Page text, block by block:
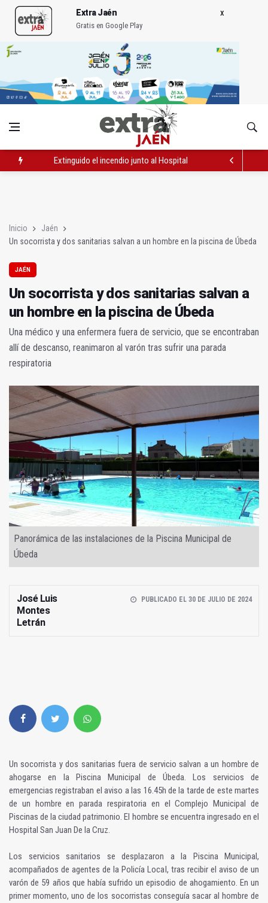
Extra Jaén
Gratis en Google Play
Extinguido el incendio junto al Hospital Neurotraumatológico
Inicio
Jaén
Un socorrista y dos sanitarias salvan a un hombre en la piscina de Úbeda
JAÉN
Un socorrista y dos sanitarias salvan a
un hombre en la piscina de Úbeda
Una médico y una enfermera fuera de servicio, que se encontraban
allí de descanso, reanimaron al varón tras sufrir una parada
respiratoria
Panorámica de las instalaciones de la Piscina Municipal de
Úbeda
José Luis
Montes
Letrán
PUBLICADO EL 30 DE JULIO DE 2024
Un socorrista y dos sanitarias fuera de servicio salvan a un hombre de
ahogarse en la Piscina Municipal de Úbeda. Los servicios de
emergencias registraban el aviso a las 16.45h de la tarde de este martes
de un hombre en parada respiratoria en el Complejo Municipal de
Piscinas de la ciudad patrimonio. El hombre se encuentra ingresado en el
Hospital San Juan De la Cruz.
Los servicios sanitarios se desplazaron a la Piscina Municipal,
acompañados de agentes de la Policía Local, tras recibir el aviso de un
varón de 59 años que había sufrido un episodio de ahogamiento. En un
primer momento, uno de los socorristas conseguía sacar al hombre de